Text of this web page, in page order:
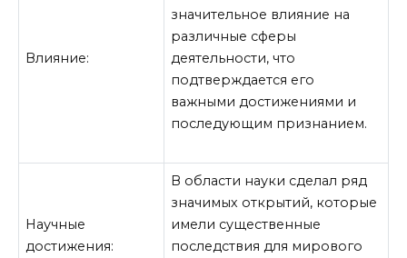
Влияние:
значительное влияние на
различные сферы
деятельности, что
подтверждается его
важными достижениями и
последующим признанием.
Научные
достижения:
В области науки сделал ряд
значимых открытий, которые
имели существенные
последствия для мирового